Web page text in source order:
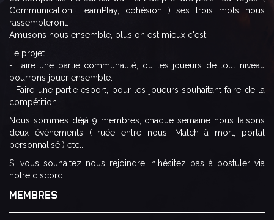
Communication, TeamPlay, cohésion ) ses trois mots nous
rassembleront.
Amusons nous ensemble, plus on est mieux c'est.
Le projet :
- Faire une partie communauté, ou les joueurs de tout niveau
pourrons jouer ensemble.
- Faire une partie esport, pour les joueurs souhaitant faire de la
compétition.
Nous sommes déjà 9 membres, chaque semaine nous faisons
deux évènements ( ruée entre nous, Match à mort, portal
personnalisé ) etc..
Si vous souhaitez nous rejoindre, n'hésitez pas à postuler via
notre discord
MEMBRES